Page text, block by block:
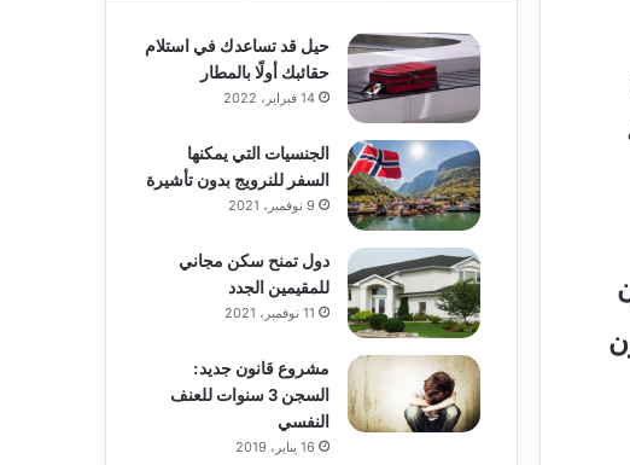
حيل قد تساعدك في استلام
حقائبك أولًا بالمطار
14 فبراير، 2022
الجنسيات التي يمكنها
السفر للنرويج بدون تأشيرة
9 نوفمبر، 2021
دول تمنح سكن مجاني
للمقيمين الجدد
11 نوفمبر، 2021
مشروع قانون جديد:
السجن 3 سنوات للعنف
النفسي
16 يناير، 2019